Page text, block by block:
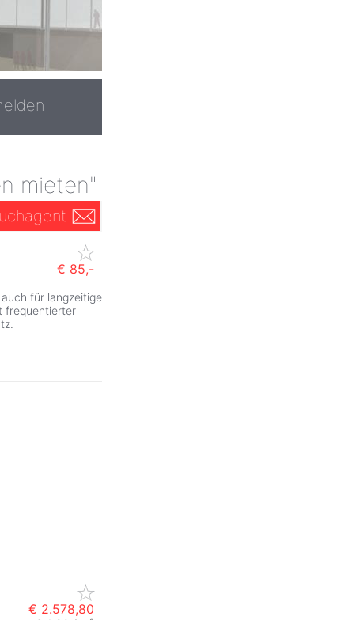
mieten"
€ 85,-
für langzeitige
frequentierter
€ 2.578,80